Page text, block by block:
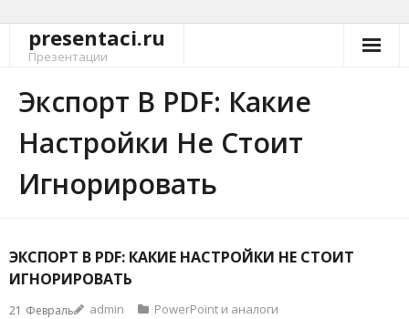
Перейтиpresentaci.ru
Презентации
Экспорт В PDF: Какие
Настройки Не Стоит
Игнорировать
ЭКСПОРТ В PDF: КАКИЕ НАСТРОЙКИ НЕ СТОИТ
ИГНОРИРОВАТЬ
21 Февраль admin
PowerPoint и аналоги